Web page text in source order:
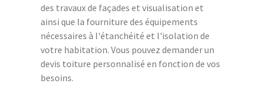
des travaux de façades et visualisation et
ainsi que la fourniture des équipements
nécessaires à l'étanchéité et l'isolation de
votre habitation. Vous pouvez demander un
devis toiture personnalisé en fonction de vos
besoins.